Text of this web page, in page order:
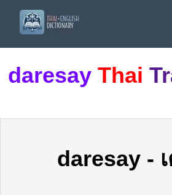
daresay Thai
daresay-